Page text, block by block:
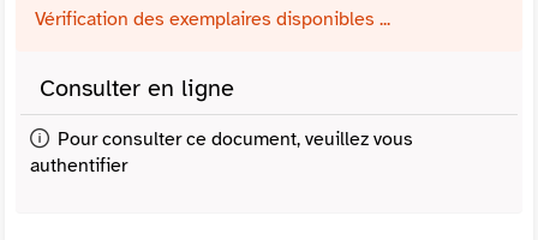
Vérification des exemplaires disponibles ...
Consulter en ligne
Pour consulter ce document, veuillez vous
authentifier